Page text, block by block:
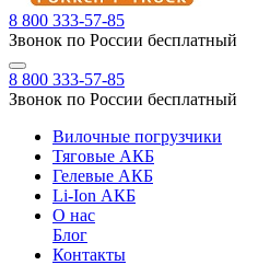
8 800 333-57-85
Звонок по России бесплатный
8 800 333-57-85
Звонок по России бесплатный
Вилочные погрузчики
Тяговые АКБ
Гелевые АКБ
Li-Ion АКБ
О нас
Блог
Контакты